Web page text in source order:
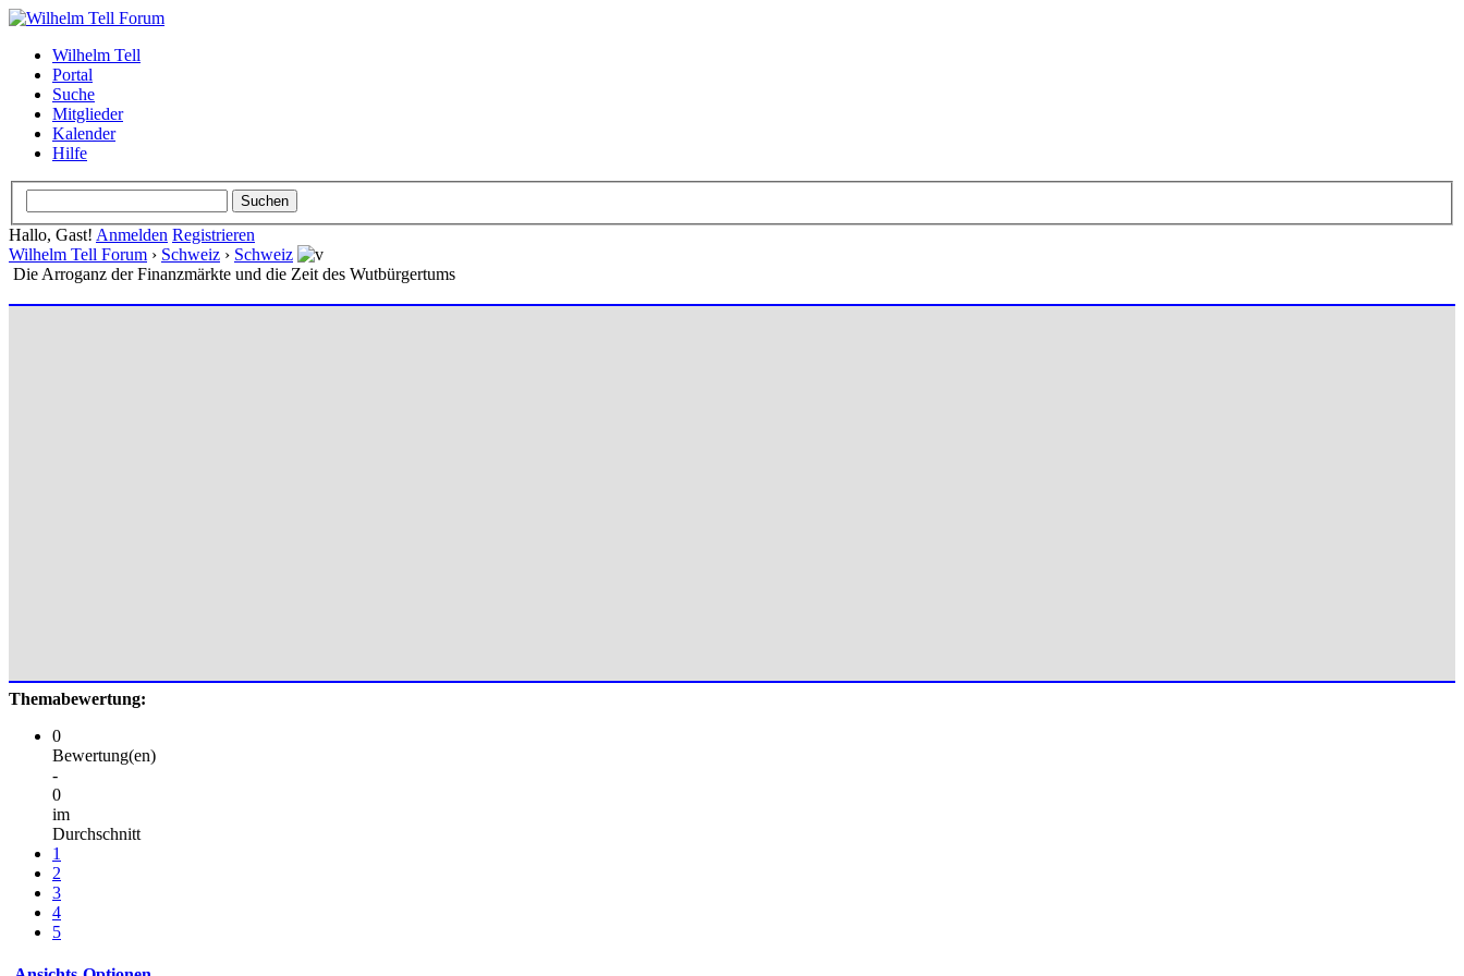
Wilhelm Tell
Portal
Suche
Mitglieder
Kalender
Hilfe
Hallo, Gast! Anmelden Registrieren
Wilhelm Tell Forum › Schweiz › Schweiz
Die Arroganz der Finanzmärkte und die Zeit des Wutbürgertums
Themabewertung:
0
Bewertung(en)
-
0
im
Durchschnitt
1
2
3
4
5